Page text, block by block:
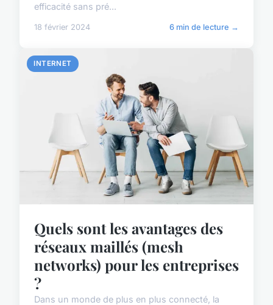
efficacité sans pré...
18 février 2024 6 min de lecture →
INTERNET
Quels sont les avantages des
réseaux maillés (mesh
networks) pour les entreprises
?
Dans un monde de plus en plus connecté, la